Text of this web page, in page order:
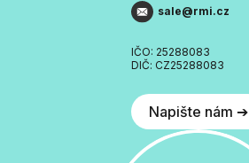
sale@rmi.cz
IČO: 25288083
DIČ: CZ25288083
Napište nám ➔